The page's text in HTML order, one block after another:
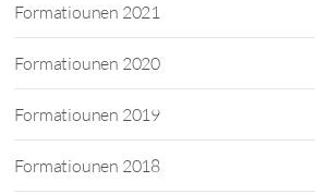
Formatiounen 2021
Formatiounen 2020
Formatiounen 2019
Formatiounen 2018